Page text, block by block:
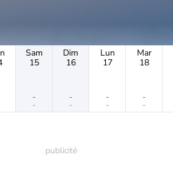
Sam
15
-
-
Dim
16
-
-
Lun
17
-
-
Mar
18
-
-